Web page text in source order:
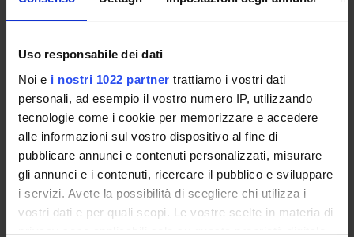
Uso responsabile dei dati
Noi e i nostri 1022 partner trattiamo i vostri dati
personali, ad esempio il vostro numero IP, utilizzando
tecnologie come i cookie per memorizzare e accedere
alle informazioni sul vostro dispositivo al fine di
pubblicare annunci e contenuti personalizzati, misurare
gli annunci e i contenuti, ricercare il pubblico e sviluppare
i servizi. Avete la possibilità di scegliere chi utilizza i
vostri dati e per quali scopi. Le vostre scelte in materia di
privacy sono applicabili solo su questa proprietà digitale
Vortex rings for the Gross-Pitaevskii equation
Convergence of the parabolic Ginzburg-Landau equation to
On an open problem for Jacobians raised by Bourgain,
Uniform estimates for the parabolic Ginzburg-Landau
ACTIVITIES
RESEARCH AREAS